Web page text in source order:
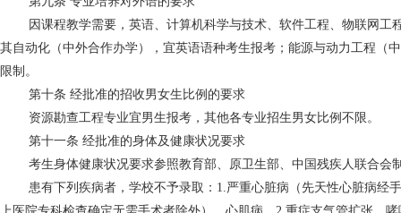
因课程教学需要，英语、计算机科学与技术、软件工程、物联网
其自动化（中外合作办学），宜英语语种考生报考；能源与动力工程（
限制。
第十条 经批准的招收男女生比例的要求
资源勘查工程专业宜男生报考，其他各专业招生男女比例不限。
第十一条 经批准的身体及健康状况要求
考生身体健康状况要求参照教育部、原卫生部、中国残疾人联合
患有下列疾病者，学校不予录取： 1.严重心脏病（先天性心脏病经